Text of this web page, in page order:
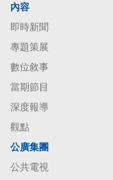
內容
即時新聞
專題策展
數位敘事
當期節目
深度報導
觀點
公廣集團
公共電視